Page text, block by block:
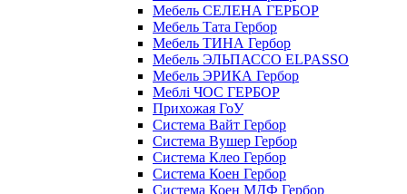
Мебель СЕЛЕНА ГЕРБОР
Мебель Тата Гербор
Мебель ТИНА Гербор
Мебель ЭЛЬПАССО ELPASSO
Мебель ЭРИКА Гербор
Меблі ЧОС ГЕРБОР
Прихожая ГоУ
Система Вайт Гербор
Система Вушер Гербор
Система Клео Гербор
Система Коен Гербор
Система Коен МДФ Гербор